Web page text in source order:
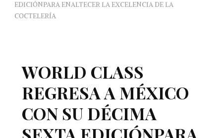
EDICIÓNPARA ENALTECER LA EXCELENCIA DE LA
COCTELERÍA
WORLD CLASS
REGRESA A MÉXICO
CON SU DÉCIMA